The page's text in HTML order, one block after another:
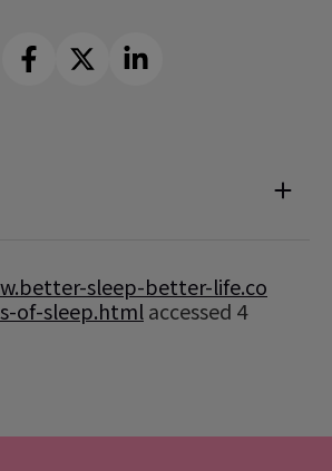
sleep-better-life.co
of-sleep.html accessed 4
lib/12-ways-t